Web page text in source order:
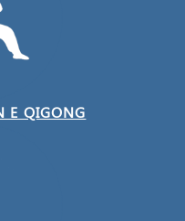
E QIGONG